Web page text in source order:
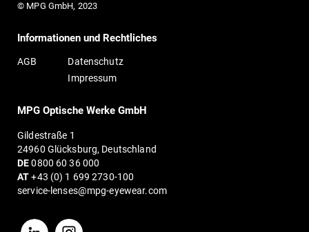
© MPG GmbH, 2023
Informationen und Rechtliches
AGB
Datenschutz
Impressum
MPG Optische Werke GmbH
Gildestraße 1
24960 Glücksburg, Deutschland
DE 0800 60 36 000
AT +43 (0) 1 699 2730-100
service-lenses@mpg-eyewear.com